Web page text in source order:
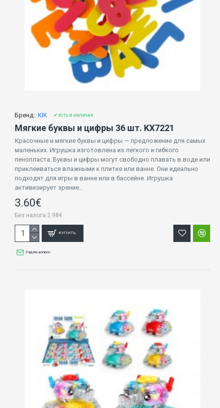
Бренд:: KIK ✔ есть в наличии
Мягкие буквы и цифры 36 шт. KX7221
Красочные и мягкие буквы и цифры — предложение для самых
маленьких. Игрушка изготовлена ​​из легкого и гибкого
пенопласта. Буквы и цифры могут свободно плавать в воде или
приклеиваться влажными к плитке или ванне. Они идеально
подходят для игры в ванне или в бассейне. Игрушка
активизирует зрение..
3.60€
Без налога:2.98€
КУПИТЬ
Задать вопрос